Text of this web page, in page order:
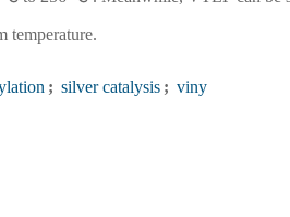
temperature.
; silver catalysis ; viny